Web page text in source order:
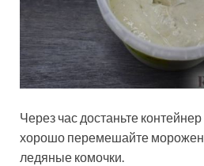
Через час достаньте
хорошо перемешайте
ледяные комочки.